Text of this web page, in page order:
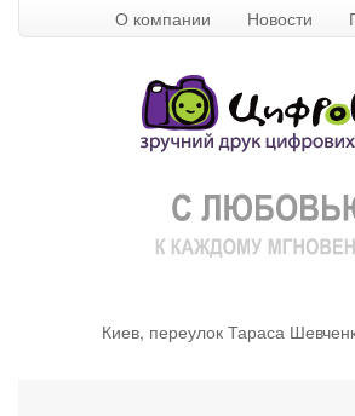
О компании Новости
Киев, переулок Тараса